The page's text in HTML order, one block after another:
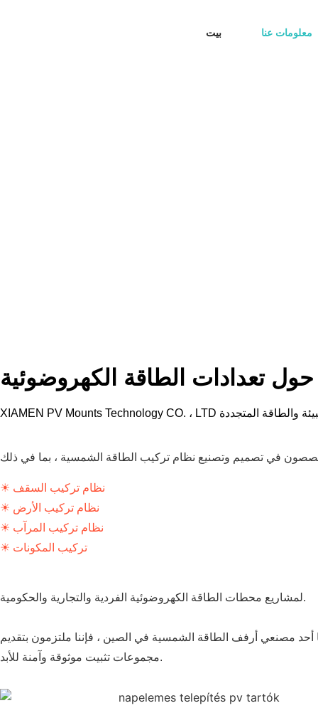
بيت معلومات عنا
حول تعدادات الطاقة الكهروضوئية
في تصميم وتصنيع نظام تركيب الطاقة الشمسية ، بما في ذلك
☀ نظام تركيب السقف
☀ نظام تركيب الأرض
☀ نظام تركيب المرآب
☀ تركيب المكونات
لمشاريع محطات الطاقة الكهروضوئية الفردية والتجارية والحكومية.
أحد مصنعي أرفف الطاقة الشمسية في الصين ، فإننا ملتزمون بتقديم
مجموعات تثبيت موثوقة وآمنة للأبد.